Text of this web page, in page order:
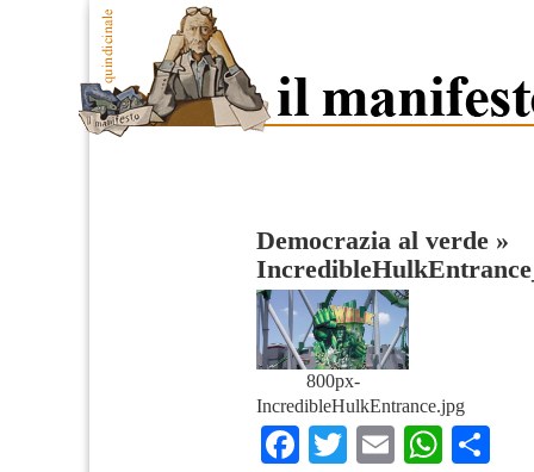
Democrazia al verde »
800px-
IncredibleHulkEntrance.jpg
Facebook
Twitter
Email